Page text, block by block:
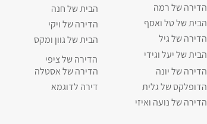
הבית של חנה
הדירה של ויקי
הבית של גוון ומקס
הדירה של אסטלה
דירה לדוגמא
הדירה של ציפי
הדירה של רמה
הבית של טל ואסף
הדירה של גיל
הבית של יעל וגידי
הדירה של יונה
הדופלקס של גלית
הדירה של נועה ואיזי